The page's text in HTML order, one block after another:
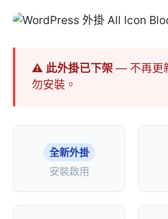
⚠ 此外掛已下架— 不再更
勿安裝。
全新外掛
安裝啟用